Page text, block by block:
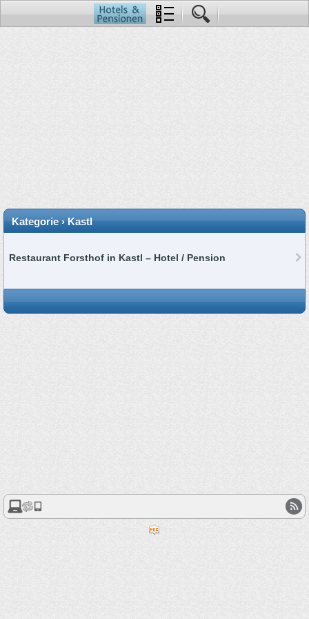
Kategorie › Kastl
Restaurant Forsthof in Kastl – Hotel / Pension